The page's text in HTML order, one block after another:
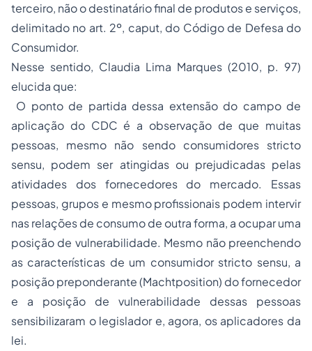
terceiro, não o destinatário final de produtos e serviços,
delimitado no art. 2º, caput, do Código de Defesa do
Consumidor.
Nesse sentido, Claudia Lima Marques (2010, p. 97)
elucida que:
O ponto de partida dessa extensão do campo de
aplicação do CDC é a observação de que muitas
pessoas, mesmo não sendo consumidores stricto
sensu, podem ser atingidas ou prejudicadas pelas
atividades dos fornecedores do mercado. Essas
pessoas, grupos e mesmo profissionais podem intervir
nas relações de consumo de outra forma, a ocupar uma
posição de vulnerabilidade. Mesmo não preenchendo
as características de um consumidor stricto sensu, a
posição preponderante (Machtposition) do fornecedor
e a posição de vulnerabilidade dessas pessoas
sensibilizaram o legislador e, agora, os aplicadores da
lei.